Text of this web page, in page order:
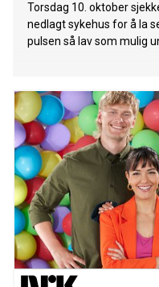
Torsdag 10. oktober
nedlagt sykehus for å la
pulsen så lav som mulig